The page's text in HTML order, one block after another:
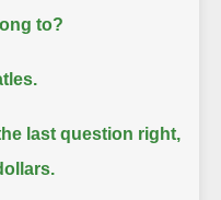
to?
last question right,